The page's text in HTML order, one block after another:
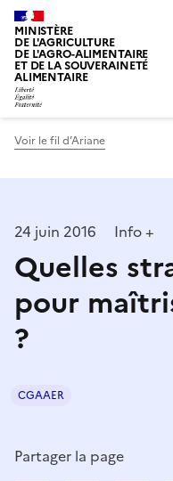
MINISTÈRE
DE L'AGRICULTURE
DE L'AGRO-ALIMENTAIRE
ET DE LA SOUVERAINETÉ
ALIMENTAIRE
Voir le fil d’Ariane
24 juin 2016 Info +
Quelles
pour
?
CGAAER
Partager la page